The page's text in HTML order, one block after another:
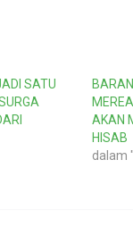
SATU
AKAN
HISAB
dalam